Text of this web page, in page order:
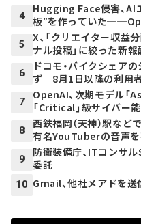
4
Hugging Face侵害、AI
板”を作っていた
5
X、「クリエイター収益
ナル投稿」に絞った新
6
ドコモ・バイクシェア
ず 8月1日以降の利用者
7
OpenAI、次期モデル「
「Critical」級サイバー
8
西鉄福岡（天神）駅な
有名YouTuberの音声
9
防衛装備庁、ITコンサ
委託
10 Gmail、他社メアドを